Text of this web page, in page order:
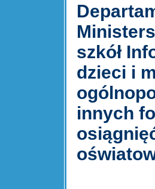
szkół
dzieci i
innych